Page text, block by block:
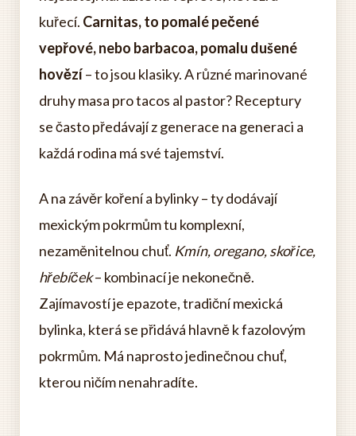
kuřecí. Carnitas, to pomalé pečené
vepřové, nebo barbacoa, pomalu dušené
hovězí– to jsou klasiky. A různé marinované
druhy masa pro tacos al pastor? Receptury
se často předávají z generace na generaci a
každá rodina má své tajemství.
A na závěr koření a bylinky – ty dodávají
mexickým pokrmům tu komplexní,
nezaměnitelnou chuť. Kmín, oregano, skořice,
hřebíček– kombinací je nekonečně.
Zajímavostí je epazote, tradiční mexická
bylinka, která se přidává hlavně k fazolovým
pokrmům. Má naprosto jedinečnou chuť,
kterou ničím nenahradíte.